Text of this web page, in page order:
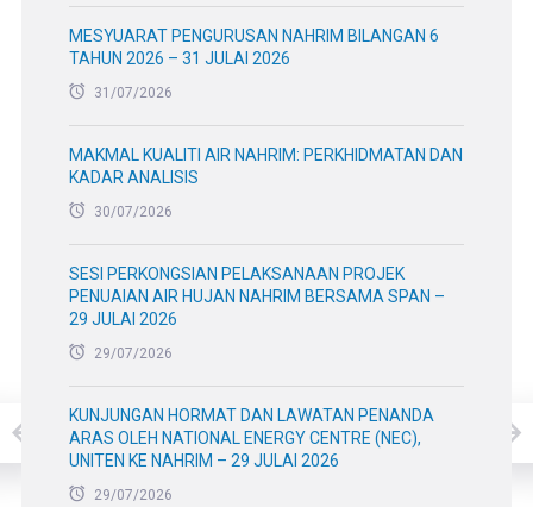
MESYUARAT PENGURUSAN NAHRIM BILANGAN 6
TAHUN 2026 – 31 JULAI 2026
31/07/2026
MAKMAL KUALITI AIR NAHRIM: PERKHIDMATAN DAN
KADAR ANALISIS
30/07/2026
SESI PERKONGSIAN PELAKSANAAN PROJEK
PENUAIAN AIR HUJAN NAHRIM BERSAMA SPAN –
29 JULAI 2026
29/07/2026
KUNJUNGAN HORMAT DAN LAWATAN PENANDA
ARAS OLEH NATIONAL ENERGY CENTRE (NEC),
UNITEN KE NAHRIM – 29 JULAI 2026
29/07/2026